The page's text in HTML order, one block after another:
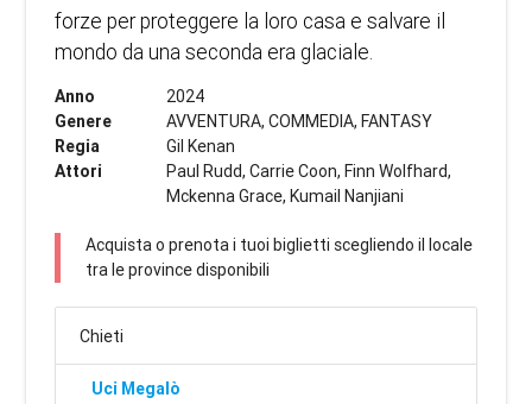
forze per proteggere la loro casa e salvare il
mondo da una seconda era glaciale.
Anno
2024
Genere
AVVENTURA, COMMEDIA, FANTASY
Regia
Gil Kenan
Attori
Paul Rudd, Carrie Coon, Finn Wolfhard,
Mckenna Grace, Kumail Nanjiani
Acquista o prenota i tuoi biglietti scegliendo il locale
tra le province disponibili
Chieti
Uci Megalò